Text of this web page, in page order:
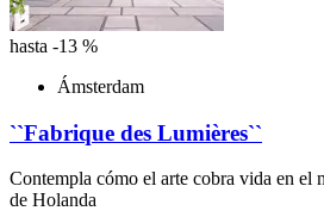
hasta -13 %
Ámsterdam
``Fabrique des Lumières``
Contempla cómo el arte cobra vida en el
de Holanda